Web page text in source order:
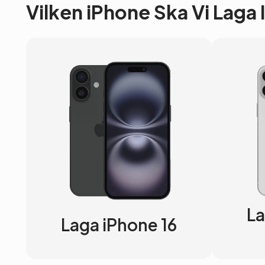
Vilken iPhone Ska Vi Laga
Laga iPhone 16